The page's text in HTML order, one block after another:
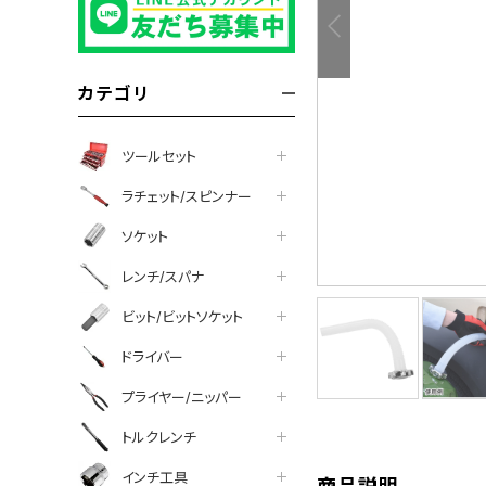
カテゴリ
ツールセット
ラチェット/スピンナー
ソケット
レンチ/スパナ
ビット/ビットソケット
ドライバー
プライヤー/ニッパー
トルクレンチ
インチ工具
facebook
line